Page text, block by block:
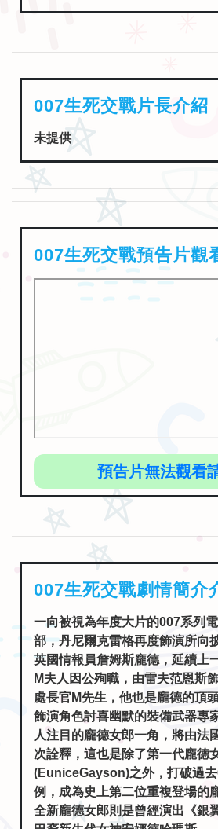
007生死交戰片長介紹
未提供
007生死交戰預告片觀
預告片無法觀看
007生死交戰劇情簡介
一向被視為年度大片的007系列
部，丹尼爾克雷格再度飾演所向
英國情報員詹姆斯龐德，延續上
M夫人因公殉職，由雷夫范恩斯
處長官M先生，他也是龐德的頂
飾演角色討喜幽默的裝備武器專
人注目的龐德女郎一角，將由法
次詮釋，這也是除了第一代龐德
(EuniceGayson)之外，打破過
例，成為史上第二位重複登場的
全新龐德女郎則是曾經演出《銀